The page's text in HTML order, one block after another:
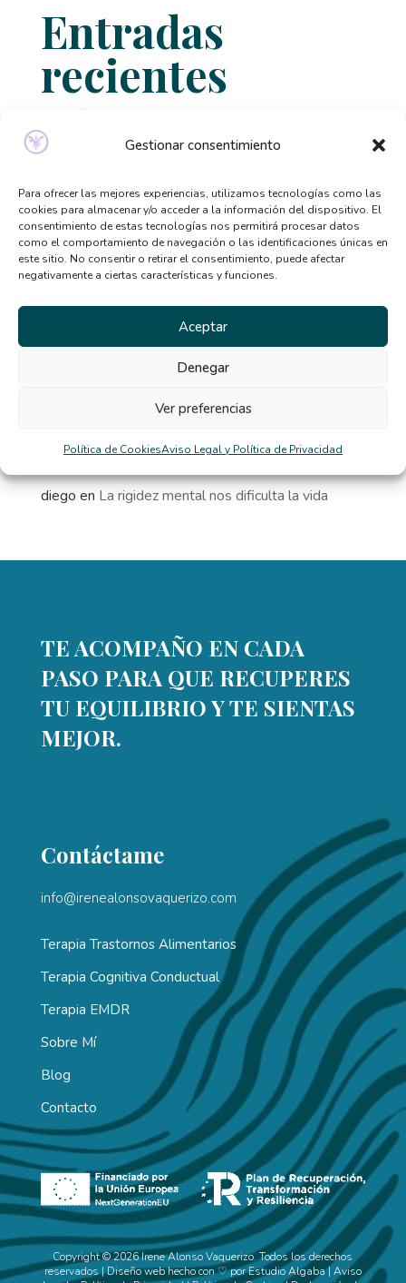
Gestionar consentimiento
Para ofrecer las mejores experiencias, utilizamos tecnologías como las
cookies para almacenar y/o acceder a la información del dispositivo. El
consentimiento de estas tecnologías nos permitirá procesar datos
como el comportamiento de navegación o las identificaciones únicas en
este sitio. No consentir o retirar el consentimiento, puede afectar
negativamente a ciertas características y funciones.
Aceptar
Denegar
Ver preferencias
Política de CookiesAviso Legal y Política de Privacidad
Entradas
recientes
Relación entre ansiedad, perfeccionismo y
trastornos alimentarios
sabías
Qué tipo de terapia psicológica necesito según mis
síntomas
Beneficios de la terapia desde casa: por qué cada
El TCA y la distorsión de la imagen corporal en
verano
Comentarios
recientes
diego en La rigidez mental nos dificulta la vida
TE ACOMPAÑO EN CADA
PASO PARA QUE RECUPERES
TU EQUILIBRIO Y TE SIENTAS
MEJOR.
Contáctame
info@irenealonsovaquerizo.com
Terapia Trastornos Alimentarios
Terapia Cognitiva Conductual
Terapia EMDR
Sobre Mí
Blog
Contacto
Copyright © 2026 Irene Alonso Vaquerizo. Todos los derechos
reservados | Diseño web hecho con ♡ porEstudio Algaba| Aviso